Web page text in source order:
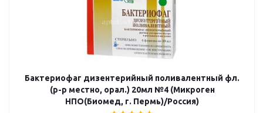
Бактериофаг дизентерийный поливалентный фл.
(р-р местно, орал.) 20мл №4 (Микроген
НПО(Биомед, г. Пермь)/Россия)